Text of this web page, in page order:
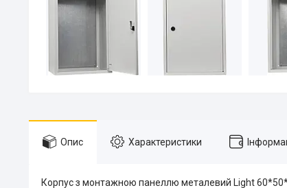
Опис Характеристики
Корпус з монтажною панеллю металевий Light